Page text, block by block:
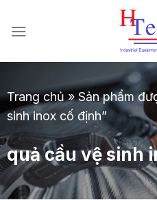
đến
dung
Trang chủ»Sản phẩm
sinh inox cố định”
quả cầu vệ sinh